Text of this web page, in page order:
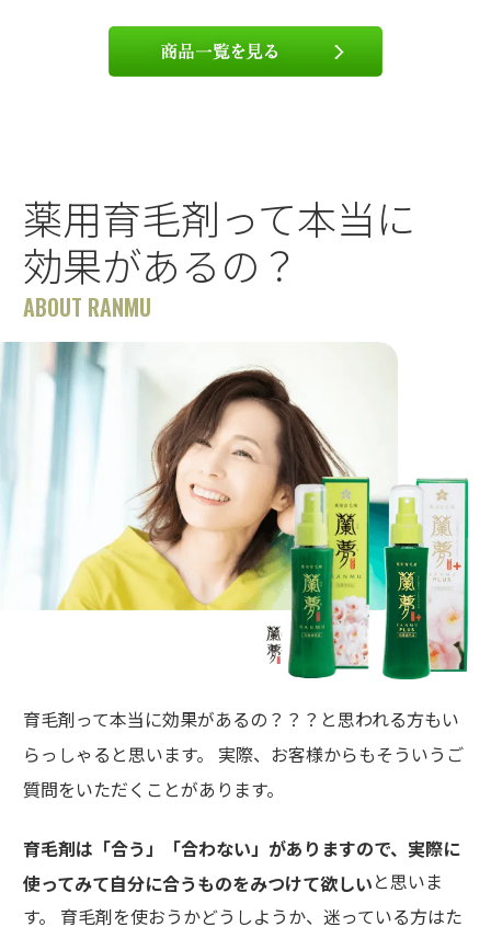
薬用育毛剤って本当に
効果があるの？
ABOUT RANMU
育毛剤って本当に効果があるの？？？と思われる方もい
らっしゃると思います。 実際、お客様からもそういうご
質問をいただくことがあります。
育毛剤は「合う」「合わない」がありますので、実際に
使ってみて自分に合うものをみつけて欲しいと思いま
す。 育毛剤を使おうかどうしようか、迷っている方はた